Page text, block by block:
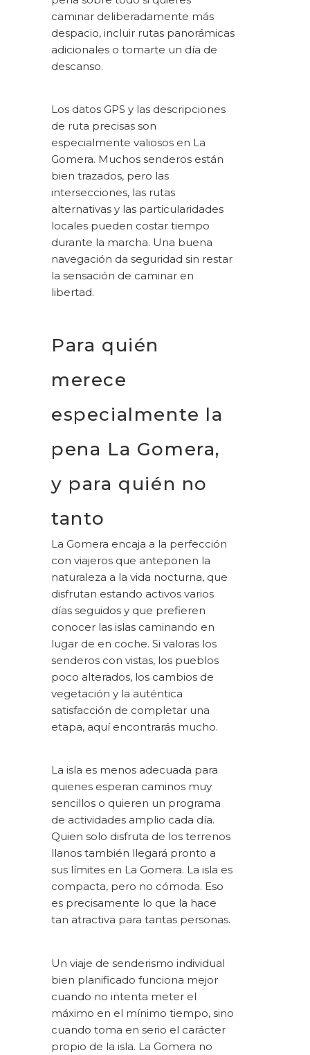
caminar deliberadamente más
despacio, incluir rutas panorámicas
adicionales o tomarte un día de
descanso.
Los datos GPS y las descripciones
de ruta precisas son
especialmente valiosos en La
Gomera. Muchos senderos están
bien trazados, pero las
intersecciones, las rutas
alternativas y las particularidades
locales pueden costar tiempo
durante la marcha. Una buena
navegación da seguridad sin restar
la sensación de caminar en
libertad.
Para quién
merece
especialmente la
pena La Gomera,
y para quién no
tanto
La Gomera encaja a la perfección
con viajeros que anteponen la
naturaleza a la vida nocturna, que
disfrutan estando activos varios
días seguidos y que prefieren
conocer las islas caminando en
lugar de en coche. Si valoras los
senderos con vistas, los pueblos
poco alterados, los cambios de
vegetación y la auténtica
satisfacción de completar una
etapa, aquí encontrarás mucho.
La isla es menos adecuada para
quienes esperan caminos muy
sencillos o quieren un programa
de actividades amplio cada día.
Quien solo disfruta de los terrenos
llanos también llegará pronto a
sus límites en La Gomera. La isla es
compacta, pero no cómoda. Eso
es precisamente lo que la hace
tan atractiva para tantas personas.
Un viaje de senderismo individual
bien planificado funciona mejor
cuando no intenta meter el
máximo en el mínimo tiempo, sino
cuando toma en serio el carácter
propio de la isla. La Gomera no